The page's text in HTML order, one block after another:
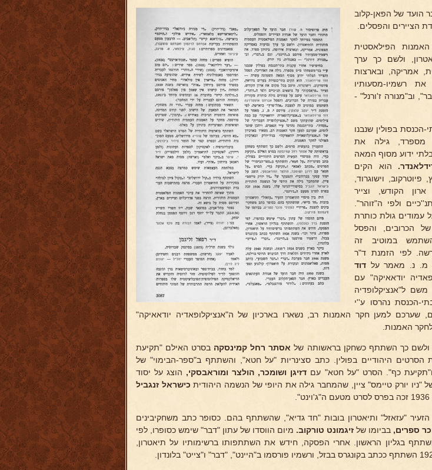
הועד של הפאן-קלוב
הציירים והפסלים.
הפילאסטית
ולשם כך ערך
אמריקה, ובארצות
את רשמיו-מסעותיו
וב"מנורה ז'ורנל" -
הכנסת בפולין שנבנו
מספרד, גילה את
ידוע מסוף המאה
הוא הקים
פיוטרקוב, וישוגרוד,
הקודש, וצייר
ולפי ה"זוהר".
עמודים גולת כותרת
הכרובים, והפסל
במוטיב זה
לפי הזמנת ד"ר
מ. נ. מאמר על דוד
יודאאיקה" עם
ל"אנציקלופדיה
הכנסת נהרסו ע''י
שערכם למען חקר האמנות רב, נשארו בארכיון של ה"אנציקלופאדיה יודאאיקה"
לחקר האמנות.
ולשם כך השתתף כשחקן בראשותה שלאסתר רחל קמינסקה בסרט האילם "תקיעת
היהודיים בפולין. כתב סצינריות "על חטא", והשתתף ב"ספר-הבימוי" של
כף". הסרט "על חטא" עם דזיגן ושומכר, הולצר ומוראבסקי, הוצג על יסוד
"ניו יורק טיימס" ציין, שהמחבר גילה את היופי של הנשמה היהודית כישראל זנגביל
הזעיר "עזאזל" ותיאטרון בובות "חד גדיא", שהשתתף בהם. כסופר כתב משחקיבינים
ספרים, בביומו של זיגמונט טורקוב. מיום הווסדו של עתון "דבר" שימש כסופרו, לפי
בגליון הראשון. אחרי הפסקה, חידש את השתתפותו ברשימותיו על תיאטרון,